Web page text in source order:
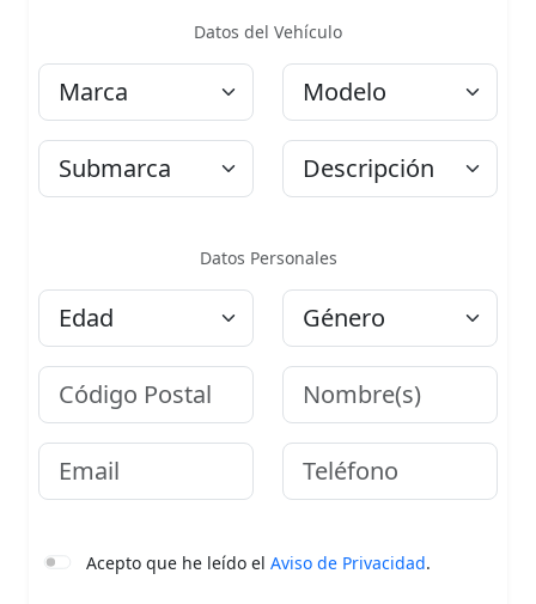
Datos del Vehículo
Marca Modelo
Submarca Descripción
Datos Personales
Edad Género
Código Postal Nombre
Email Teléfono
Acepto que he leído el Aviso de Privacidad.